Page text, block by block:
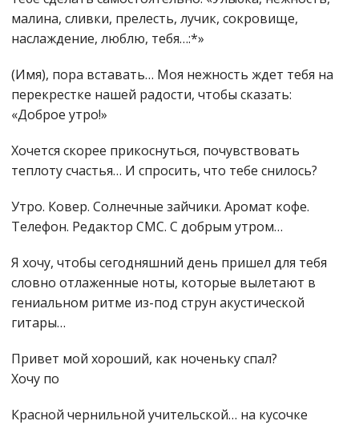
малина, сливки, прелесть, лучик, сокровище,
наслаждение, люблю, тебя…:*»
(Имя), пора вставать… Моя нежность ждет тебя на
перекрестке нашей радости, чтобы сказать:
«Доброе утро!»
Хочется скорее прикоснуться, почувствовать
теплоту счастья… И спросить, что тебе снилось?
Утро. Ковер. Солнечные зайчики. Аромат кофе.
Телефон. Редактор СМС. С добрым утром…
Я хочу, чтобы сегодняшний день пришел для тебя
словно отлаженные ноты, которые вылетают в
гениальном ритме из-под струн акустической
гитары…
Привет мой хороший, как ноченьку спал?
Хочу по
Красной чернильной учительской… на кусочке